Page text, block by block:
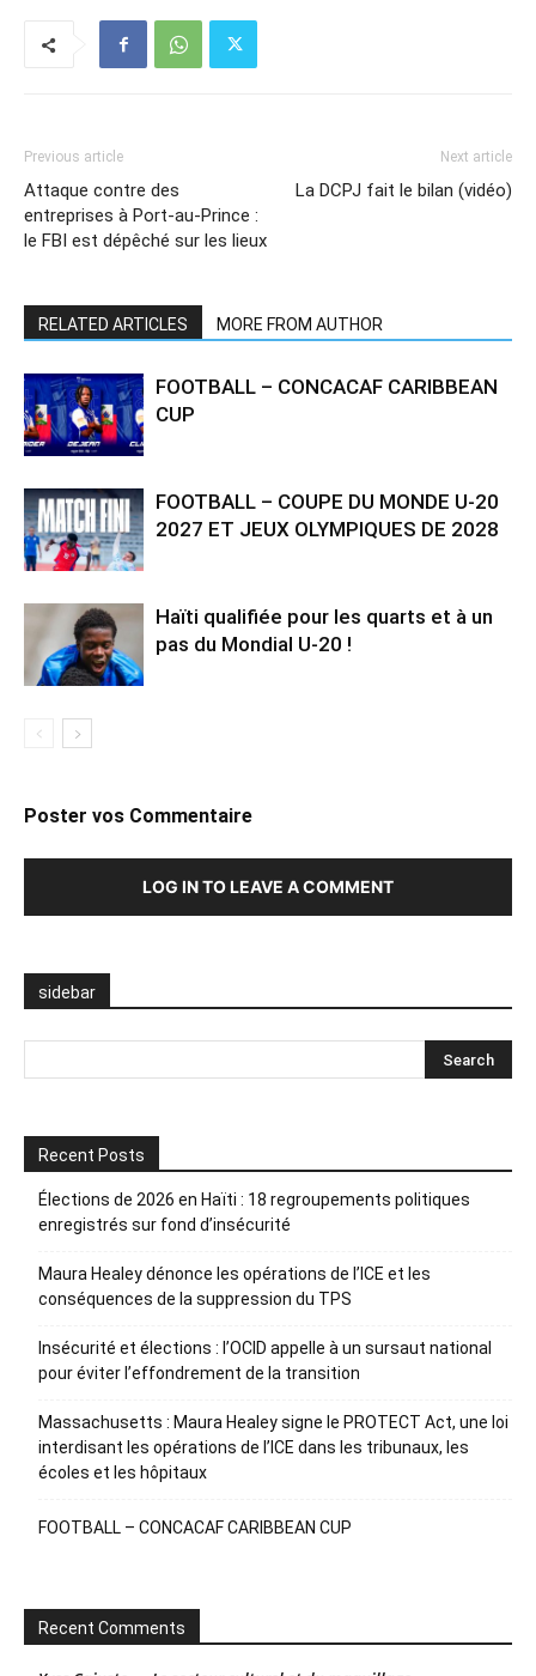
Previous article
Attaque contre des
entreprises à Port-au-Prince :
le FBI est dépêché sur les lieux
Next article
La DCPJ fait le bilan (vidéo)
RELATED ARTICLES MORE FROM AUTHOR
FOOTBALL – CONCACAF CARIBBEAN
CUP
FOOTBALL – COUPE DU MONDE U-20
2027 ET JEUX OLYMPIQUES DE 2028
Haïti qualifiée pour les quarts et à un
pas du Mondial U-20 !
Poster vos Commentaire
LOG IN TO LEAVE A COMMENT
sidebar
Recent Posts
Élections de 2026 en Haïti : 18 regroupements politiques
enregistrés sur fond d’insécurité
Maura Healey dénonce les opérations de l’ICE et les
conséquences de la suppression du TPS
Insécurité et élections : l’OCID appelle à un sursaut national
pour éviter l’effondrement de la transition
Massachusetts : Maura Healey signe le PROTECT Act, une loi
interdisant les opérations de l’ICE dans les tribunaux, les
écoles et les hôpitaux
FOOTBALL – CONCACAF CARIBBEAN CUP
Recent Comments